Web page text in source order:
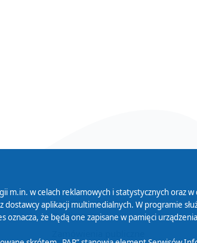
Organizacje Pożytku
Publicznego
m.in. w celach reklamowych i statystycznych
aplikacji multimedialnych. W programie
że będą one zapisane w pamięci